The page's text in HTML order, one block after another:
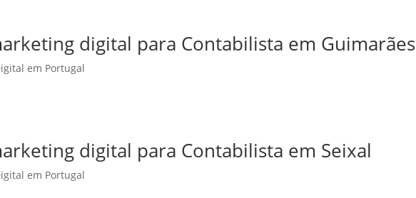
digital para Contabilista em Guimarães
em Portugal
digital para Contabilista em Seixal
em Portugal